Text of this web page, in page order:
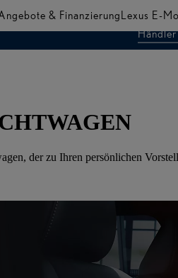
& FinanzierungLexus E-
der zu Ihren persönlichen